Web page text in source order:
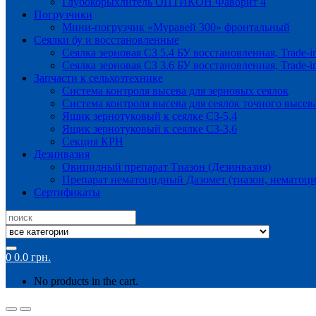
Погрузчики
Мини-погрузчик «Муравей 300» фронтальный
Сеялки бу и восстановленные
Сеялка зерновая СЗ 5.4 БУ восстановленная, Trade-
Сеялка зерновая СЗ 3.6 БУ восстановленная, Trade-
Запчасти к сельхозтехнике
Система контроля высева для зерновых сеялок
Система контроля высева для сеялок точного
Ящик зернотуковый к сеялке СЗ-5,4
Ящик зернотуковый к сеялке СЗ-3,6
Секция КРН
Дезинвазия
Овицидный препарат Тиазон (Дезинвазия)
Препарат нематоцидный Дазомет (тиазон,
Сертификаты
Search
for:
0 0.0 грн.
No products in the cart.